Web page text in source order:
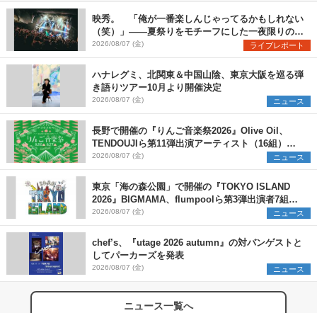
映秀。 「俺が一番楽しんじゃってるかもしれない
（笑）」――夏祭りをモチーフにした一夜限りのス
ペシャルライブ『色祭』レポート
2026/08/07 (金) ライブレポート
ハナレグミ、北関東＆中国山陰、東京大阪を巡る弾
き語りツアー10月より開催決定
2026/08/07 (金) ニュース
長野で開催の『りんご音楽祭2026』Olive Oil、
TENDOUJIら第11弾出演アーティスト（16組）を
発表
2026/08/07 (金) ニュース
東京「海の森公園」で開催の『TOKYO ISLAND
2026』BIGMAMA、flumpoolら第3弾出演者7組を
発表 ワークショップ・アート出展者を募集
2026/08/07 (金) ニュース
chef’s、『utage 2026 autumn』の対バンゲストと
してパーカーズを発表
2026/08/07 (金) ニュース
ニュース一覧へ